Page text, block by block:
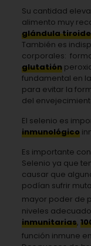
Su cantidad
alimento muy
glándula
También es
corporales:
glutatión
fundamental en
para evitar la
del
El selenio es
inmunológico
Es importante
Selenio ya que
causar que
podían sufrir
mayor poder de
niveles
inmunitarias,
función inmune